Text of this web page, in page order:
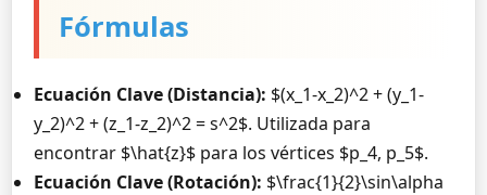
Fórmulas
Ecuación Clave (Distancia): $(x_1-x_2)^2 + (y_1-
y_2)^2 + (z_1-z_2)^2 = s^2$. Utilizada para
encontrar $\hat{z}$ para los vértices $p_4, p_5$.
Ecuación Clave (Rotación): $\frac{1}{2}\sin\alpha